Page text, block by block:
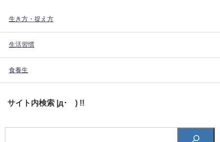
生き方・捉え方
生活習慣
食養生
サイト内検索 |д･´) !!